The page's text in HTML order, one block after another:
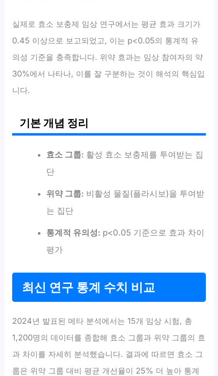
실제로 효소 보충제 임상 연구에서는 평균 효과 크기가
0.45 이상으로 보고되었고, 이는 p<0.05의 통계적 유
의성 기준을 충족합니다. 위약 효과는 임상 참여자의 약
30%에서 나타나, 이를 잘 구분하는 것이 해석의 핵심입
니다.
기본 개념 정리
효소 그룹: 활성 효소 보충제를 투여받는 집
단
위약 그룹: 비활성 물질(플라시보)을 투여받
는 집단
통계적 유의성: p<0.05 기준으로 효과 차이
평가
최신 연구 통계 수치 비교
2024년 발표된 메타 분석에서는 15개 임상 시험, 총
1,200명의 데이터를 종합해 효소 그룹과 위약 그룹의 효
과 차이를 자세히 분석했습니다. 결과에 따르면 효소 그
룹은 위약 그룹 대비 평균 개선율이 25% 더 높아 통계